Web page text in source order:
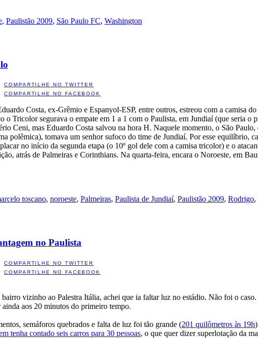
, Paulistão 2009, São Paulo FC, Washington
COMPARTILHE NO TWITTER
COMPARTILHE NO FACEBOOK
Costa, ex-Grêmio e Espanyol-ESP, entre outros, estreou com a camisa
o Tricolor segurava o empate em 1 a 1 com o Paulista, em Jundiaí (que seria
Ceni, mas Eduardo Costa salvou na hora H. Naquele momento, o São
polêmica), tomava um senhor sufoco do time de Jundiaí. Por esse equilíbrio,
no início da segunda etapa (o 10º gol dele com a camisa tricolor) e o
atrás de Palmeiras e Corinthians. Na quarta-feira, encara o Noroeste, em
toscano, noroeste, Palmeiras, Paulista de Jundiaí, Paulistão 2009, Rodrigo,
no Paulista
COMPARTILHE NO TWITTER
COMPARTILHE NO FACEBOOK
vizinho ao Palestra Itália, achei que ia faltar luz no estádio. Não foi o
aos 20 minutos do primeiro tempo.
semáforos quebrados e falta de luz foi tão grande (201 quilômetros às 19h
tenha contado seis carros para 30 pessoas, o que quer dizer superlotação da